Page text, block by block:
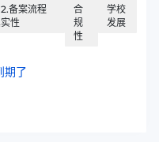
备案流程
性
合
规
性
学校
发展
期了